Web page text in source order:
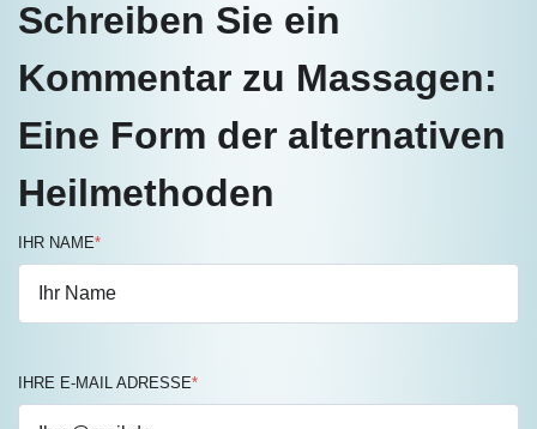
Schreiben Sie ein
Kommentar zu Massagen:
Eine Form der alternativen
Heilmethoden
IHR NAME*
IHRE E-MAIL ADRESSE*